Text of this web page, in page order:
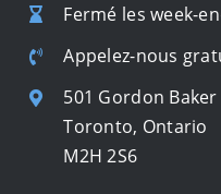
Fermé les week-
Appelez-nous
501 Gordon Baker
Toronto, Ontario
M2H 2S6